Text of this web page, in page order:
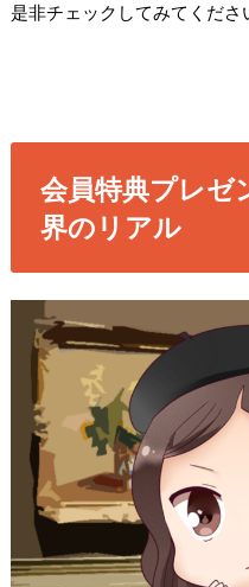
是非チェックしてみてくださ
会員特典プレ
界のリアル